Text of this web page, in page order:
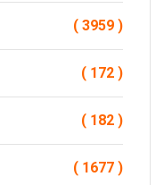
( 3959 )
( 172 )
( 182 )
( 1677 )